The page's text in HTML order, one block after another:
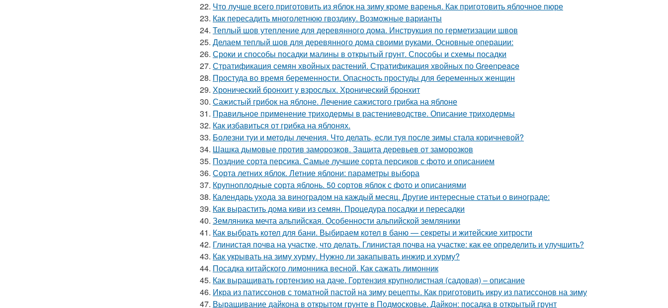
22. Что лучше всего приготовить из яблок на зиму кроме варенья. Как приготовить яблочное пюре
23. Как пересадить многолетнюю гвоздику. Возможные варианты
24. Теплый шов утепление для деревянного дома. Инструкция по герметизации швов
25. Делаем теплый шов для деревянного дома своими руками. Основные операции:
26. Сроки и способы посадки малины в открытый грунт. Способы и схемы посадки
27. Стратификация семян хвойных растений. Стратификация хвойных по Greenpeace
28. Простуда во время беременности. Опасность простуды для беременных женщин
29. Хронический бронхит у взрослых. Хронический бронхит
30. Сажистый грибок на яблоне. Лечение сажистого грибка на яблоне
31. Правильное применение триходермы в растениеводстве. Описание триходермы
32. Как избавиться от грибка на яблонях.
33. Болезни туи и методы лечения. Что делать, если туя после зимы стала коричневой?
34. Шашка дымовые против заморозков. Защита деревьев от заморозков
35. Поздние сорта персика. Самые лучшие сорта персиков с фото и описанием
36. Сорта летних яблок. Летние яблони: параметры выбора
37. Крупноплодные сорта яблонь. 50 сортов яблок с фото и описаниями
38. Календарь ухода за виноградом на каждый месяц. Другие интересные статьи о винограде:
39. Как вырастить дома киви из семян. Процедура посадки и пересадки
40. Земляника мечта альпийская. Особенности альпийской земляники
41. Как выбрать котел для бани. Выбираем котел в баню — секреты и житейские хитрости
42. Глинистая почва на участке, что делать. Глинистая почва на участке: как ее определить и улучшить?
43. Как укрывать на зиму хурму. Нужно ли закапывать инжир и хурму?
44. Посадка китайского лимонника весной. Как сажать лимонник
45. Как выращивать гортензию на даче. Гортензия крупнолистная (садовая) – описание
46. Икра из патиссонов с томатной пастой на зиму рецепты. Как приготовить икру из патиссонов на зиму
47. Выращивание дайкона в открытом грунте в Подмосковье. Дайкон: посадка в открытый грунт